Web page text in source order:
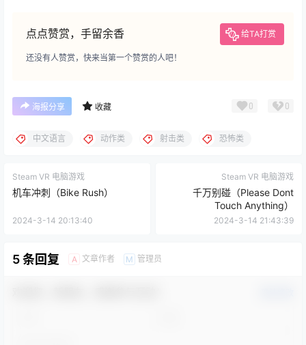
点点赞赏，手留余香 给TA打赏
还没有人赞赏，快来当第一个赞赏的人吧！
海报分享 收藏 0 0
中文语言 动作类 射击类 恐怖类
Steam VR 电脑游戏
机车冲刺（Bike Rush）
2024-3-14 20:13:40
Steam VR 电脑游戏
千万别碰（Please Dont
Touch Anything）
2024-3-14 21:43:39
5 条回复 A 文章作者 M 管理员